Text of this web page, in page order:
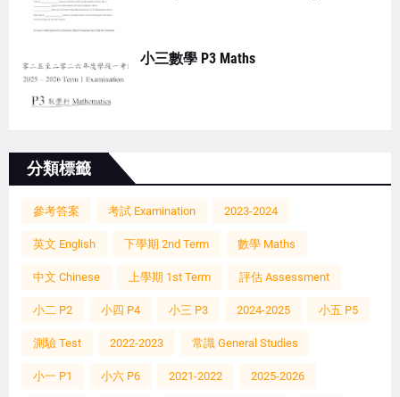
小三數學 P3 Maths
分類標籤
參考答案 考試 Examination 2023-2024
英文 English 下學期 2nd Term 數學 Maths
中文 Chinese 上學期 1st Term 評估 Assessment
小二 P2 小四 P4 小三 P3 2024-2025 小五 P5
測驗 Test 2022-2023 常識 General Studies
小一 P1 小六 P6 2021-2022 2025-2026